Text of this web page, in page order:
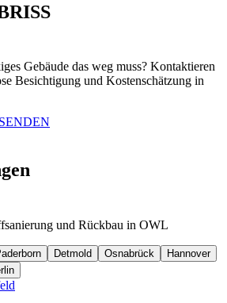
Gebäude das weg muss? Kontaktieren
Besichtigung und Kostenschätzung in
und Rückbau in OWL
Detmold Osnabrück
Hannover